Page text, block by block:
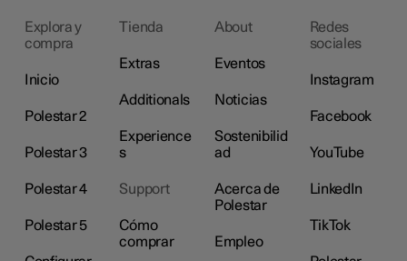
Explora y
compra
Inicio
Polestar 2
Polestar 3
Polestar 4
Polestar 5
Tienda
Extras
Additionals
Experience
s
Support
Cómo
comprar
About
Eventos
Noticias
Sostenibilid
ad
Acerca de
Polestar
Empleo
Redes
sociales
Instagram
Facebook
YouTube
LinkedIn
TikTok